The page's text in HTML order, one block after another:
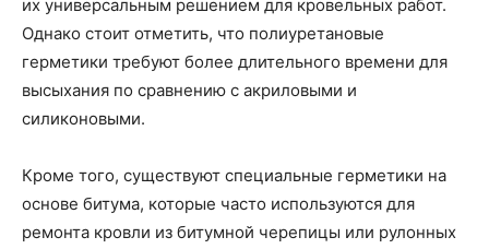
их универсальным решением для кровельных работ.
Однако стоит отметить, что полиуретановые
герметики требуют более длительного времени для
высыхания по сравнению с акриловыми и
силиконовыми.
Кроме того, существуют специальные герметики на
основе битума, которые часто используются для
ремонта кровли из битумной черепицы или рулонных